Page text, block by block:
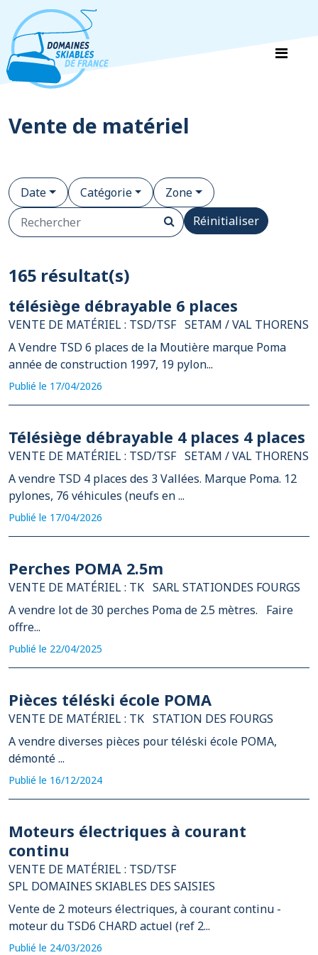
Vente de matériel
Date Catégorie
Zone
Réinitialiser
165 résultat(s)
télésiège débrayable 6 places
VENTE DE MATÉRIEL : TSD/TSF SETAM / VAL THORENS
A Vendre TSD 6 places de la Moutière marque Poma
année de construction 1997, 19 pylon...
Publié le 17/04/2026
Télésiège débrayable 4 places 4 places
VENTE DE MATÉRIEL : TSD/TSF SETAM / VAL THORENS
A vendre TSD 4 places des 3 Vallées. Marque Poma. 12
pylones, 76 véhicules (neufs en ...
Publié le 17/04/2026
Perches POMA 2.5m
VENTE DE MATÉRIEL : TK SARL STATIONDES FOURGS
A vendre lot de 30 perches Poma de 2.5 mètres. Faire
offre...
Publié le 22/04/2025
Pièces téléski école POMA
VENTE DE MATÉRIEL : TK STATION DES FOURGS
A vendre diverses pièces pour téléski école POMA,
démonté ...
Publié le 16/12/2024
Moteurs électriques à courant
continu
VENTE DE MATÉRIEL : TSD/TSF
SPL DOMAINES SKIABLES DES SAISIES
Vente de 2 moteurs électriques, à courant continu -
moteur du TSD6 CHARD actuel (ref 2...
Publié le 24/03/2026
Panneau de gestion des cookies